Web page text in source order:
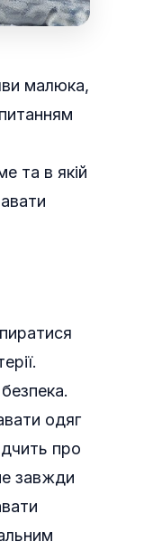
малюка,
та в якій
одяг
про
завжди